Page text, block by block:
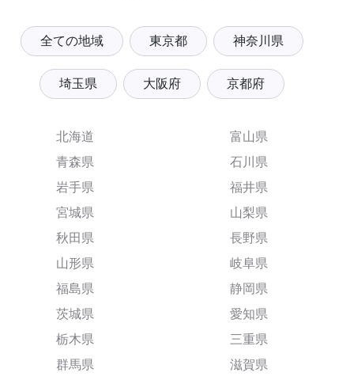
全ての地域 東京都 神奈川県
埼玉県 大阪府 京都府
北海道
青森県
岩手県
宮城県
秋田県
山形県
福島県
茨城県
栃木県
群馬県
富山県
石川県
福井県
山梨県
長野県
岐阜県
静岡県
愛知県
三重県
滋賀県